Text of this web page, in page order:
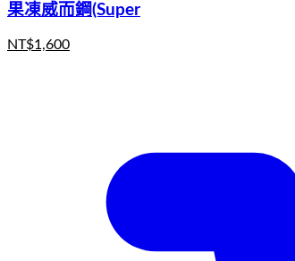
果凍威而鋼(Super
NT$1,600